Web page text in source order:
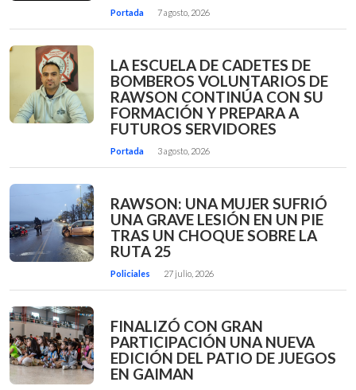
Portada 7 agosto, 2026
LA ESCUELA DE CADETES DE
BOMBEROS VOLUNTARIOS DE
RAWSON CONTINÚA CON SU
FORMACIÓN Y PREPARA A
FUTUROS SERVIDORES
Portada 3 agosto, 2026
RAWSON: UNA MUJER SUFRIÓ
UNA GRAVE LESIÓN EN UN PIE
TRAS UN CHOQUE SOBRE LA
RUTA 25
Policiales 27 julio, 2026
FINALIZÓ CON GRAN
PARTICIPACIÓN UNA NUEVA
EDICIÓN DEL PATIO DE JUEGOS
EN GAIMAN